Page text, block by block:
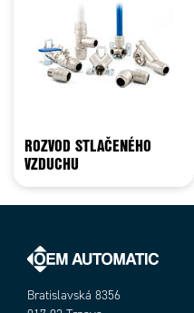
ROZVOD STLAČENÉHO
VZDUCHU
Bratislavská 8356